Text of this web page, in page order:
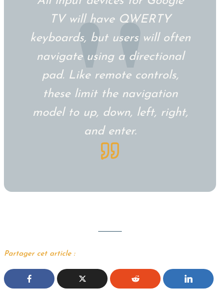
TV will have QWERTY
keyboards, but users will often
navigate using a directional
pad. Like remote controls,
these limit the navigation
model to up, down, left, right,
and enter.
Partager cet article :